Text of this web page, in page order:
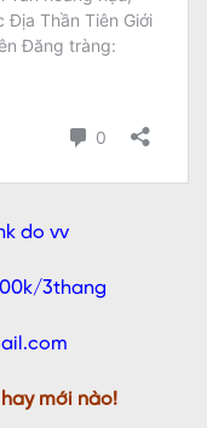
do vv
3thang
mới nào!